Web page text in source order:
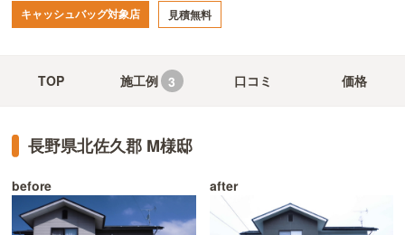
キャッシュバッグ対象店 見積無料
TOP 施工例 3 口コミ 価格
長野県北佐久郡 M様邸
before after